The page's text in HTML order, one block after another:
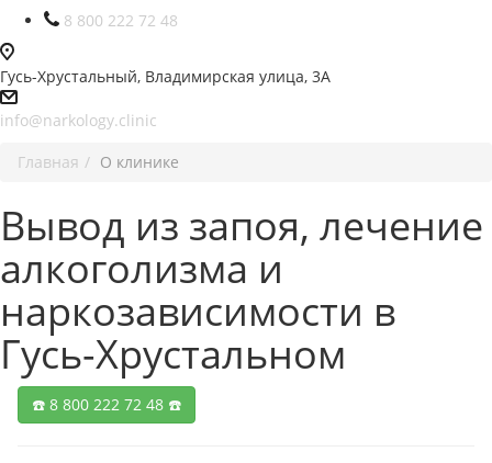
8 800 222 72 48
Гусь-Хрустальный, Владимирская улица, 3А
info@narkology.clinic
Главная
О клинике
Вывод из запоя, лечение
алкоголизма и
наркозависимости в
Гусь-Хрустальном
☎️ 8 800 222 72 48 ☎️